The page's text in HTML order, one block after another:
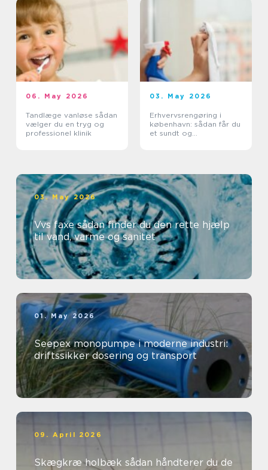
06. May 2026
Tandlæge vanløse sådan
vælger du en tryg og
professionel klinik
03. May 2026
Erhvervsrengøring i
københavn: sådan får du
et sundt og
03. May 2026
Vvs faxe sådan finder du den rette hjælp
til vand, varme og sanitet
01. May 2026
Seepex monopumpe i moderne industri:
driftssikker dosering og transport
09. April 2026
Skægkræ holbæk sådan håndterer du de